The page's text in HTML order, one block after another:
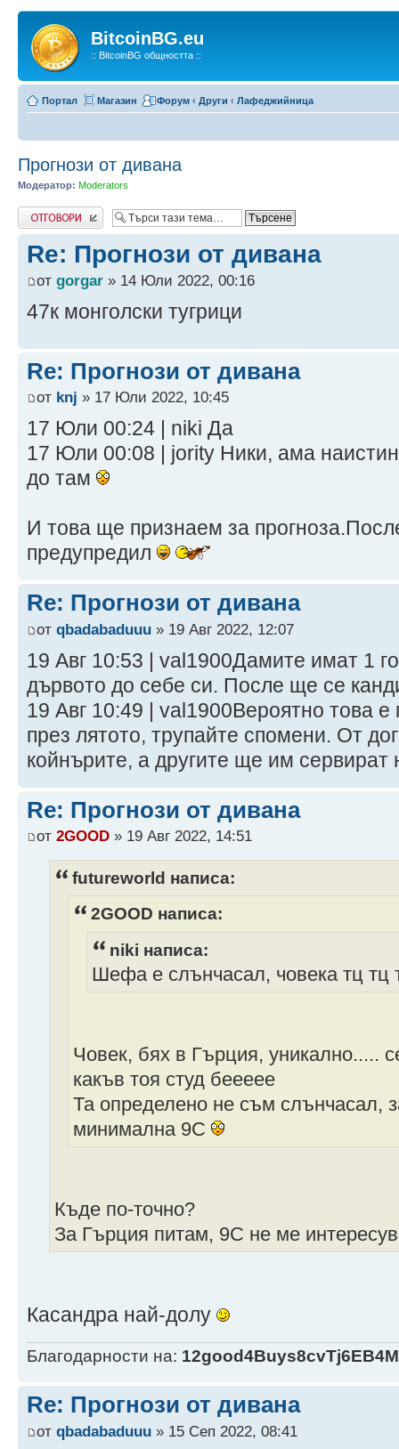
BitcoinBG.eu
:: BitcoinBG общността ::
Портал Магазин Форум ‹ Други ‹ Лафеджийница
Прогнози от дивана
Модератор: Moderators
Напиши коментар
Re: Прогнози от дивана
от gorgar » 14 Юли 2022, 00:16
47к монголски тугрици
Re: Прогнози от дивана
от knj » 17 Юли 2022, 10:45
17 Юли 00:24 | niki Да
17 Юли 00:08 | jority Ники, ама
до там
И това ще признаем за
предупредил
Re: Прогнози от дивана
от qbadabaduuu » 19 Авг 2022, 12:07
19 Авг 10:53 | val1900Дамите имат 1
дървото до себе си. После ще се
19 Авг 10:49 | val1900Вероятно това е
през лятото, трупайте спомени. От
койнърите, а другите ще им сервират
Re: Прогнози от дивана
от 2GOOD » 19 Авг 2022, 14:51
futureworld написа:
2GOOD написа:
niki написа:
Шефа е слънчасал, човека тц тц
Човек, бях в Гърция, уникално.....
какъв тоя студ беееее
Та определено не съм слънчасал,
минимална 9C
Къде по-точно?
За Гърция питам, 9С не ме
Касандра най-долу
Благодарности на:
Re: Прогнози от дивана
от qbadabaduuu » 15 Сеп 2022, 08:41